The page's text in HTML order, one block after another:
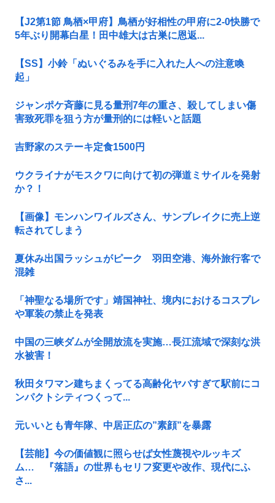
【J2第1節 鳥栖×甲府】鳥栖が好相性の甲府に2-0快勝で
5年ぶり開幕白星！田中雄大は古巣に恩返...
【SS】小鈴「ぬいぐるみを手に入れた人への注意喚
起」
ジャンポケ斉藤に見る量刑7年の重さ、殺してしまい傷
害致死罪を狙う方が量刑的には軽いと話題
吉野家のステーキ定食1500円
ウクライナがモスクワに向けて初の弾道ミサイルを発射
か？！
【画像】モンハンワイルズさん、サンブレイクに売上逆
転されてしまう
夏休み出国ラッシュがピーク 羽田空港、海外旅行客で
混雑
「神聖なる場所です」靖国神社、境内におけるコスプレ
や軍装の禁止を発表
中国の三峡ダムが全開放流を実施…長江流域で深刻な洪
水被害！
秋田タワマン建ちまくってる高齢化ヤバすぎて駅前にコ
ンパクトシティつくって...
元いいとも青年隊、中居正広の”素顔”を暴露
【芸能】今の価値観に照らせば女性蔑視やルッキズ
ム… 『落語』の世界もセリフ変更や改作、現代にふ
さ...